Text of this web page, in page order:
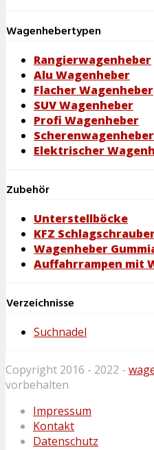
Wagenhebertypen
Rangierwagenheber
Alu Wagenheber
Flacher Wagenheber
SUV Wagenheber
Profi Wagenheber
Scherenwagenheber
Elektrischer
Zubehör
Unterstellböcke
KFZ
Wagenheber
Auffahrrampen mit
Verzeichnisse
Suchnadel
Copyright 2016 - 2022 -
vorbehalten
Impressum
Kontakt
Datenschutz